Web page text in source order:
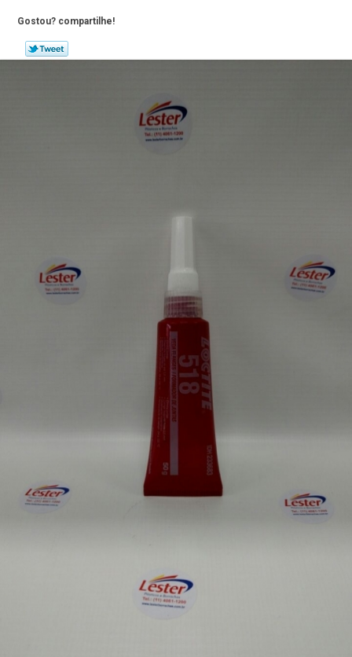
Gostou? compartilhe!